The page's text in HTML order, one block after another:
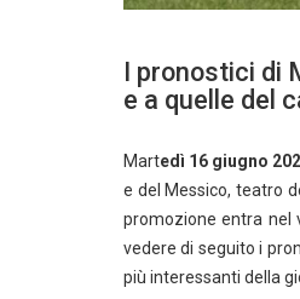
I pronostici di
e a quelle del
Martedì 16 giugno
e del Messico, teatro
promozione entra nel
vedere di seguito i
più interessanti della